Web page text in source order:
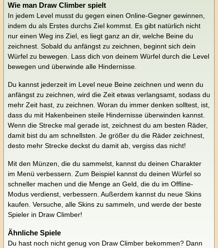
Wie man Draw Climber spielt
In jedem Level musst du gegen einen Online-Gegner gewinnen,
indem du als Erstes durchs Ziel kommst. Es gibt natürlich nicht
nur einen Weg ins Ziel, es liegt ganz an dir, welche Beine du
zeichnest. Sobald du anfängst zu zeichnen, beginnt sich dein
Würfel zu bewegen. Lass dich von deinem Würfel durch die Level
bewegen und überwinde alle Hindernisse.
Du kannst jederzeit im Level neue Beine zeichnen und wenn du
anfängst zu zeichnen, wird die Zeit etwas verlangsamt, sodass du
mehr Zeit hast, zu zeichnen. Woran du immer denken solltest, ist,
dass du mit Hakenbeinen steile Hindernisse überwinden kannst.
Wenn die Strecke mal gerade ist, zeichnest du am besten Räder,
damit bist du am schnellsten. Je größer du die Räder zeichnest,
desto mehr Strecke deckst du damit ab, vergiss das nicht!
Mit den Münzen, die du sammelst, kannst du deinen Charakter
im Menü verbessern. Zum Beispiel kannst du deinen Würfel so
schneller machen und die Menge an Geld, die du im Offline-
Modus verdienst, verbessern. Außerdem kannst du neue Skins
kaufen. Versuche, alle Skins zu sammeln, und werde der beste
Spieler in Draw Climber!
Ähnliche Spiele
Du hast noch nicht genug von Draw Climber bekommen? Dann